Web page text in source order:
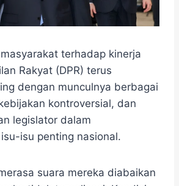
terhadap kinerja
Rakyat (DPR) terus
dengan munculnya berbagai
kontroversial, dan
legislator dalam
isu penting nasional.
suara mereka diabaikan